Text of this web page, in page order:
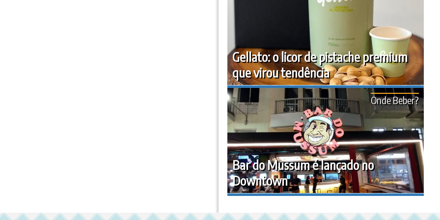
Gellato: o licor de pistache premium
que virou tendência
Bar do Mussum é lançado no
Downtown
Onde Beber?